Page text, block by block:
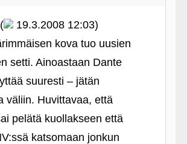
19.3.2008 12:03)
kova tuo uusien
setti. Ainoastaan Dante
suuresti – jätän
väliin. Huvittavaa, että
pelätä kuollakseen että
katsomaan jonkun